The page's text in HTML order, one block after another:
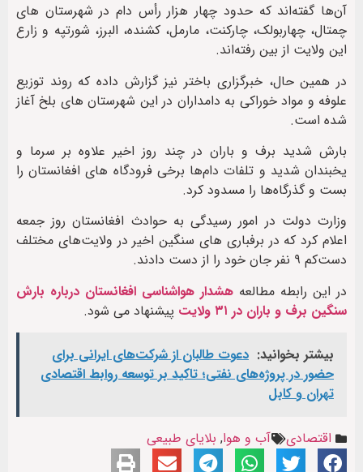
آن‌ها گفته‌اند که حدود چهار هزار رأس دام در شهرستان های
چمتال، چهاربولک، چارکنت، مارمل، کشنده، البرز، شورتپه و زارع
این ولایت از بین رفته‌اند.
در همین حال، خبرگزاری باختر نیز گزارش داده که روند توزیع
علوفه و مواد خوراکی به دامداران در این شهرستان های بلخ آغاز
شده است.
بارش شدید برف و باران در چند روز اخیر علاوه بر سرما و
یخبندان شدید و تلفات دام‌ها برخی فرودگاه های افغانستان را
بست و گذرگاه‌ها را مسدود کرد.
وزارت دولت در امور رسیدگی به حوادث افغانستان روز جمعه
اعلام کرد که در برفباری های سنگین اخیر در ولایت‌های مختلف
دست‌کم ۹ نفر جان خود را از دست دادند.
در این رابطه مطالعه هشدار هواشناسی افغانستان درباره بارش
سنگین برف و باران در ۳۱ ولایت
پیشنهاد می شود.
بیشتر بخوانید: دعوت طالبان از شرکت‌های ایرانی برای
حضور در پروژه‌های نفتی؛ تاکید بر توسعه روابط اقتصادی
تهران و کابل
اقتصادی آب و هوا, بلایای طبیعی